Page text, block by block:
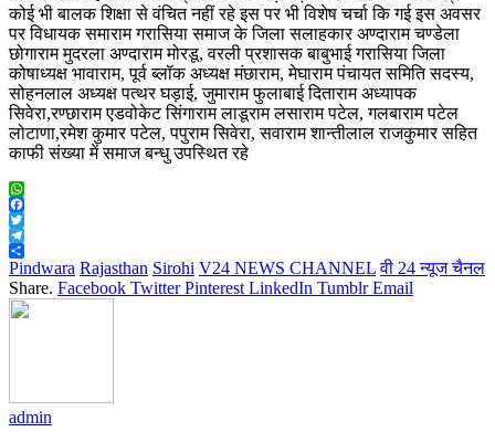
कोई भी बालक शिक्षा से वंचित नहीं रहे इस पर भी विशेष चर्चा कि गई इस अवसर
पर विधायक समाराम गरासिया समाज के जिला सलाहकार अण्दाराम चण्डेला
छोगाराम मुदरला अण्दाराम मोरडू, वरली प्रशासक बाबुभाई गरासिया जिला
कोषाध्यक्ष भावाराम, पूर्व ब्लॉक अध्यक्ष मंछाराम, मेघाराम पंचायत समिति सदस्य,
सोहनलाल अध्यक्ष पत्थर घड़ाई, जुमाराम फुलाबाई दिताराम अध्यापक
सिवेरा,रण्छाराम एडवोकेट सिंगाराम लाडूराम लसाराम पटेल, गलबाराम पटेल
लोटाणा,रमेश कुमार पटेल, पपुराम सिवेरा, सवाराम शान्तीलाल राजकुमार सहित
काफी संख्या में समाज बन्धु उपस्थित रहे
WhatsApp
Facebook
Twitter
Telegram
Share
Pindwara Rajasthan Sirohi V24 NEWS CHANNEL वी 24 न्यूज चैनल
Share. Facebook Twitter Pinterest LinkedIn Tumblr Email
admin